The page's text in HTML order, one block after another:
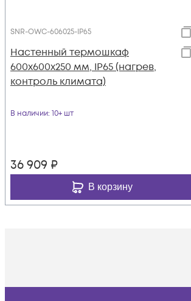
SNR-OWC-606025-IP65
Настенный термошкаф
600x600x250 мм, IP65 (нагрев,
контроль климата)
В наличии: 10+ шт
36 909 ₽
В корзину